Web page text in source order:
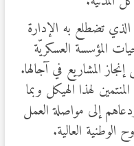
الذي تضطلع به الإدارة
المؤسسة العسكريّة
المشاريع في آجالها.
لهذا الهيكل وبما
إلى مواصلة العمل
الوطنية العالية.